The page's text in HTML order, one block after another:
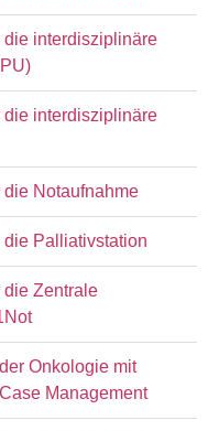
die interdisziplinäre
die interdisziplinäre
die Notaufnahme
die Palliativstation
die Zentrale
Onkologie mit
Management